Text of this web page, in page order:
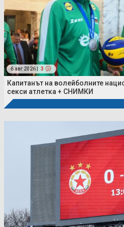
6 авг 2026 | 3
Капитанът на волейболните
секси атлетка + СНИМКИ